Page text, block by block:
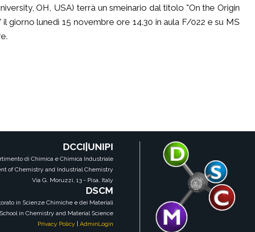
OH, USA) terrà un smeinario dal titolo "On the Origin
giorno lunedì 15 novembre ore 14.30 in aula F/022 e su MS
DCCI|UNIPI
di Chimica e Chimica Industriale
of Chemistry and Industrial Chemistry
Via G. Moruzzi, 13 - Pisa, Italy
DSCM
in Scienze Chimiche e dei Materiali
in Chemistry and Material Science
Privacy Policy |AdminLogin